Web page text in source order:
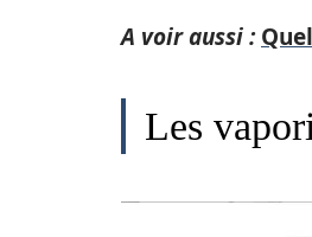
A voir aussi :
Les